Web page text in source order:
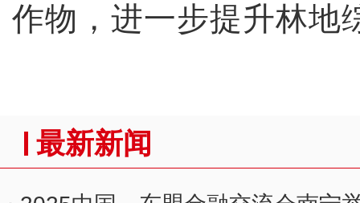
作物，进一步提升林地
最新新闻